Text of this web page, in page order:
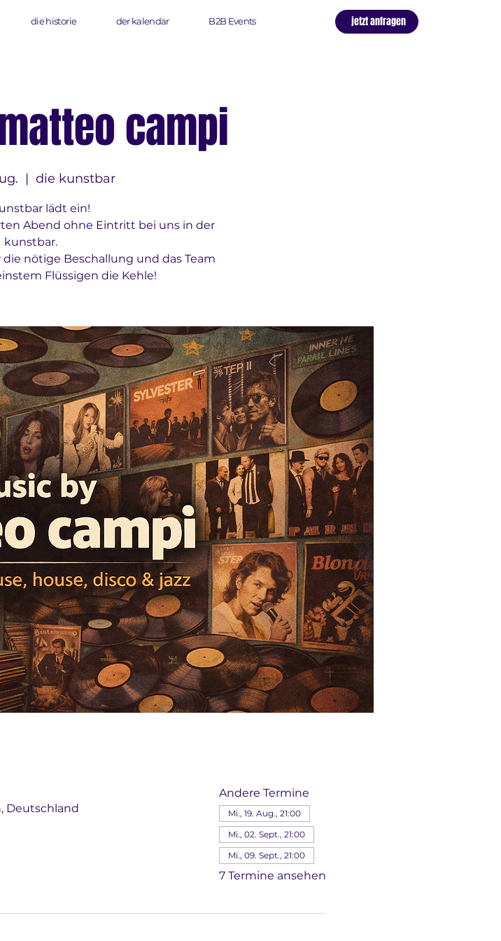
die historie der kalendar B2B Events jetzt anfragen
campi
  |
die kunstbar
lädt ein!
Abend ohne Eintritt bei uns in der
kunstbar.
nötige Beschallung und das Team
Flüssigen die Kehle!
Deutschland
Andere Termine
Mi., 19. Aug., 21:00
Mi., 02. Sept., 21:00
Mi., 09. Sept., 21:00
7 Termine ansehen